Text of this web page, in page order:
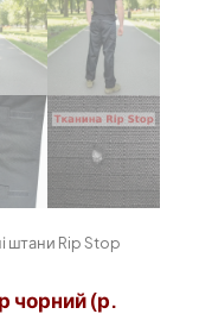
штани Rip Stop
чорний (р.